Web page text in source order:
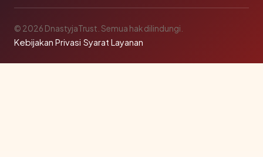
© 2026 DnastyjaTrust. Semua hak dilindungi.
Kebijakan Privasi·Syarat Layanan